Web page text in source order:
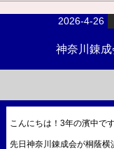
2026-4-26
神奈川錬
こんにちは！3年の濱中です
先日神奈川錬成会が桐蔭